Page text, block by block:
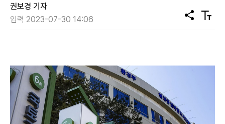
권보경 기자
입력 2023-07-30 14:06
공
유
텍
스